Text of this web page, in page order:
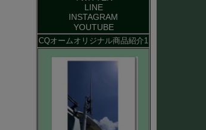
LINE
INSTAGRAM
YOUTUBE
CQオームオリジナル商品紹介1